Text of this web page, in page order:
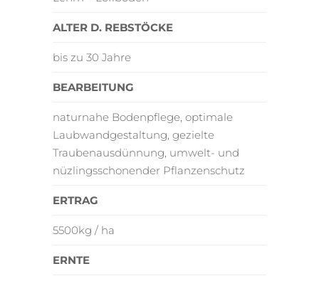
ALTER D. REBSTÖCKE
bis zu 30 Jahre
BEARBEITUNG
naturnahe Bodenpflege, optimale
Laubwandgestaltung, gezielte
Traubenausdünnung, umwelt- und
nüzlingsschonender Pflanzenschutz
ERTRAG
5500kg / ha
ERNTE